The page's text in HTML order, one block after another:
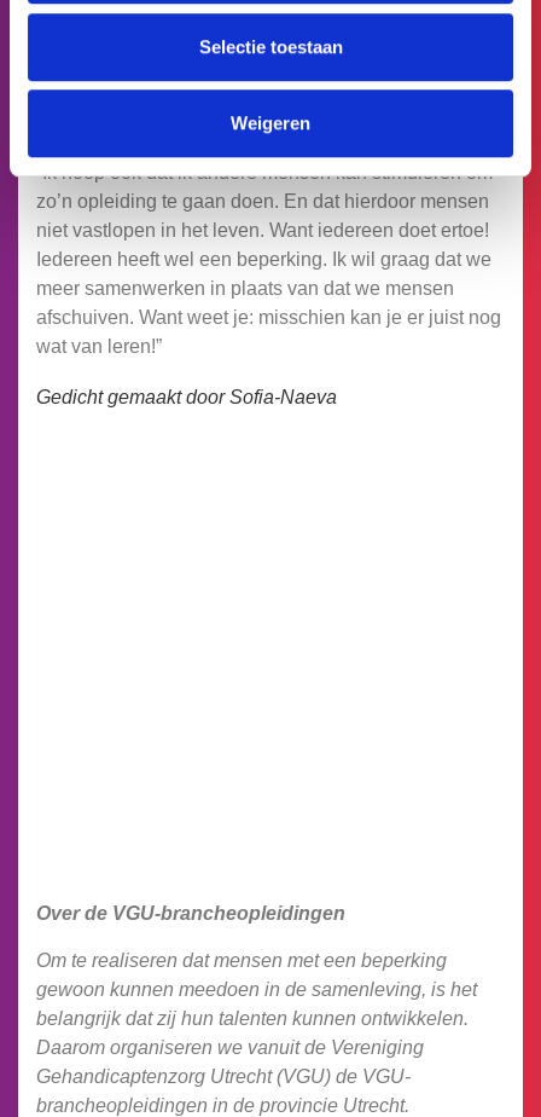
Selectie toestaan
Weigeren
kan zijn. Dat ik hen kan laten groeien. Dat vind ik heel
gesprekken met hen. Ook de mensen die buiten de
“Ik hoop ook dat ik andere mensen kan stimuleren om
zo’n opleiding te gaan doen. En dat hierdoor mensen
niet vastlopen in het leven. Want iedereen doet ertoe!
Iedereen heeft wel een beperking. Ik wil graag dat we
meer samenwerken in plaats van dat we mensen
afschuiven. Want weet je: misschien kan je er juist nog
wat van leren!”
Gedicht gemaakt door Sofia-Naeva
Over de VGU-brancheopleidingen
Om te realiseren dat mensen met een beperking
gewoon kunnen meedoen in de samenleving, is het
belangrijk dat zij hun talenten kunnen ontwikkelen.
Daarom organiseren we vanuit de Vereniging
Gehandicaptenzorg Utrecht (VGU) de VGU-
brancheopleidingen in de provincie Utrecht.